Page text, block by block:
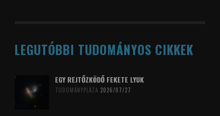
LEGUTÓBBI TUDOMÁNYOS CIKKEK
EGY REJTŐZKÖDŐ FEKETE LYUK
TUDOMÁNYPLÁZA 2026/07/27